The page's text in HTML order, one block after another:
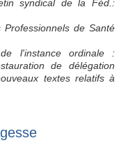
syndical de la Féd.:
de Santé
l'instance ordinale :
de délégation
textes relatifs à